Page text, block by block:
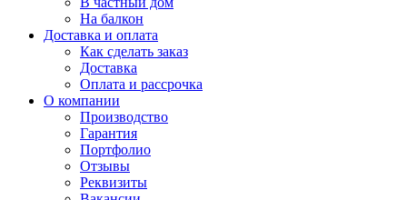
На балкон
Доставка и оплата
Как сделать заказ
Доставка
Оплата и рассрочка
О компании
Производство
Гарантия
Портфолио
Отзывы
Реквизиты